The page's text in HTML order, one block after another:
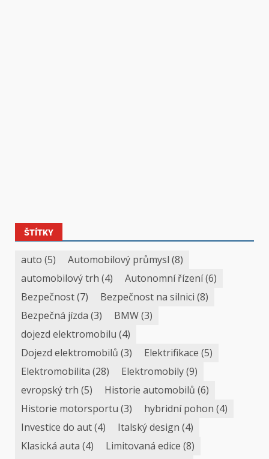
ŠTÍTKY
auto (5) Automobilový průmysl (8)
automobilový trh (4) Autonomní řízení(6)
Bezpečnost(7) Bezpečnost na silnici (8)
Bezpečná jízda (3) BMW(3)
dojezd elektromobilu (4)
Dojezd elektromobilů (3) Elektrifikace (5)
Elektromobilita (28) Elektromobily(9)
evropský trh (5) Historie automobilů (6)
Historie motorsportu (3) hybridní pohon (4)
Investice do aut(4) Italský design (4)
Klasická auta (4) Limitovaná edice (8)